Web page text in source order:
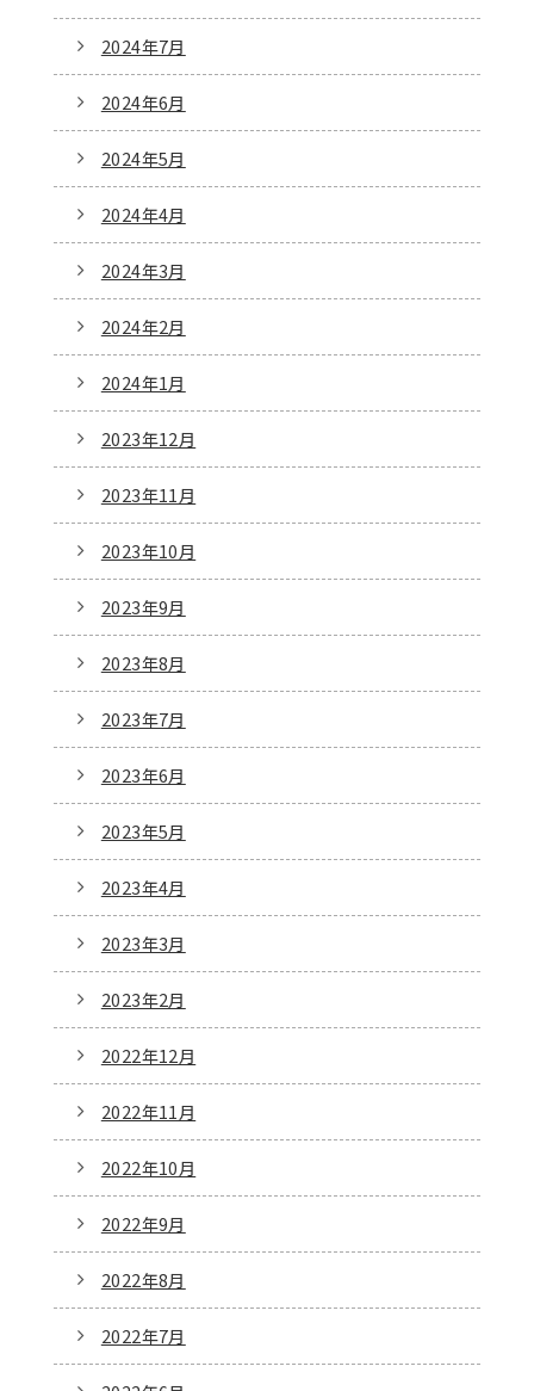
2024年7月
2024年6月
2024年5月
2024年4月
2024年3月
2024年2月
2024年1月
2023年12月
2023年11月
2023年10月
2023年9月
2023年8月
2023年7月
2023年6月
2023年5月
2023年4月
2023年3月
2023年2月
2022年12月
2022年11月
2022年10月
2022年9月
2022年8月
2022年7月